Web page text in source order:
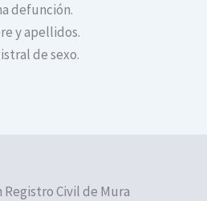
defunción.
y apellidos.
de sexo.
Registro Civil de Mura